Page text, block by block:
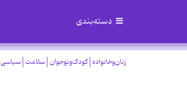
دسته‌بندی
زنان‌وخانواده کودک‌ونوجوان سلامت سیاسی